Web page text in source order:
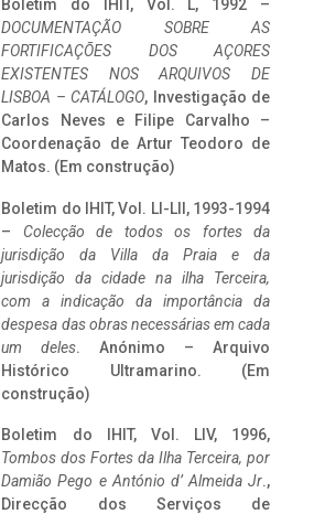
Boletim do IHIT, Vol. L, 1992 –
DOCUMENTAÇÃO SOBRE AS
FORTIFICAÇÕES DOS AÇORES
EXISTENTES NOS ARQUIVOS DE
LISBOA – CATÁLOGO, Investigação de
Carlos Neves e Filipe Carvalho –
Coordenação de Artur Teodoro de
Matos. (Em construção)
Boletim do IHIT, Vol. LI-LII, 1993-1994
– Colecção de todos os fortes da
jurisdição da Villa da Praia e da
jurisdição da cidade na ilha Terceira,
com a indicação da importância da
despesa das obras necessárias em cada
um deles. Anónimo – Arquivo
Histórico Ultramarino. (Em
construção)
Boletim do IHIT, Vol. LIV, 1996,
Tombos dos Fortes da Ilha Terceira, por
Damião Pego e António d’ Almeida Jr.,
Direcção dos Serviços de